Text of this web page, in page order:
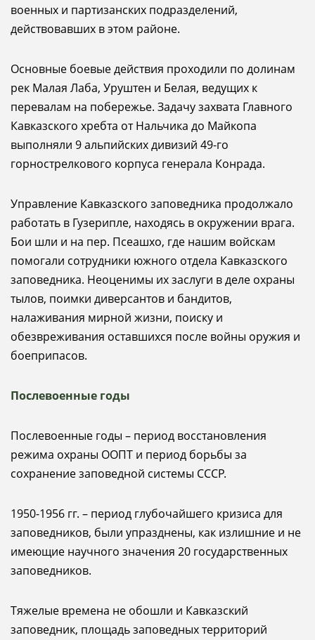
военных и партизанских подразделений,
действовавших в этом районе.
Основные боевые действия проходили по долинам
рек Малая Лаба, Уруштен и Белая, ведущих к
перевалам на побережье. Задачу захвата Главного
Кавказского хребта от Нальчика до Майкопа
выполняли 9 альпийских дивизий 49-го
горнострелкового корпуса генерала Конрада.
Управление Кавказского заповедника продолжало
работать в Гузерипле, находясь в окружении врага.
Бои шли и на пер. Псеашхо, где нашим войскам
помогали сотрудники южного отдела Кавказского
заповедника. Неоценимы их заслуги в деле охраны
тылов, поимки диверсантов и бандитов,
налаживания мирной жизни, поиску и
обезвреживания оставшихся после войны оружия и
боеприпасов.
Послевоенные годы
Послевоенные годы – период восстановления
режима охраны ООПТ и период борьбы за
сохранение заповедной системы СССР.
1950-1956 гг. – период глубочайшего кризиса для
заповедников, были упразднены, как излишние и не
имеющие научного значения 20 государственных
заповедников.
Тяжелые времена не обошли и Кавказский
заповедник, площадь заповедных территорий